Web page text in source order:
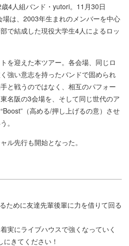
4人組バンド・yutori。11月30日
場は、2003年生まれのメンバーを中心
で結成した現役大学生4人によるロッ
を迎えた本ツアー。各会場、同じロ
強い意志を持ったバンドで固められ
と戦うのではなく、相互のパフォー
名阪の3会場を、そして同じ世代のア
（高める/押し上げるの意）させ
。
ル先行も開始となった。
ために友達先輩後輩に力を借りて回る
実にライブハウスで強くなっていく
きてください！